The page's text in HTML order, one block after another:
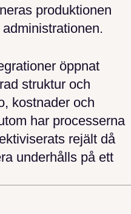
produktionen
öppnat
struktur och
kostnader och
har processerna
rejält då
underhålls på ett